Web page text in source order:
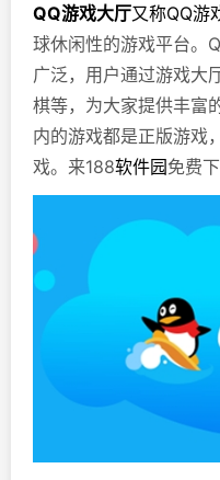
QQ游戏大厅又称QQ游
球休闲性的游戏平台。
广泛，用户通过游戏大
棋等，为大家提供丰富
内的游戏都是正版游戏
戏。 来188软件园免费下